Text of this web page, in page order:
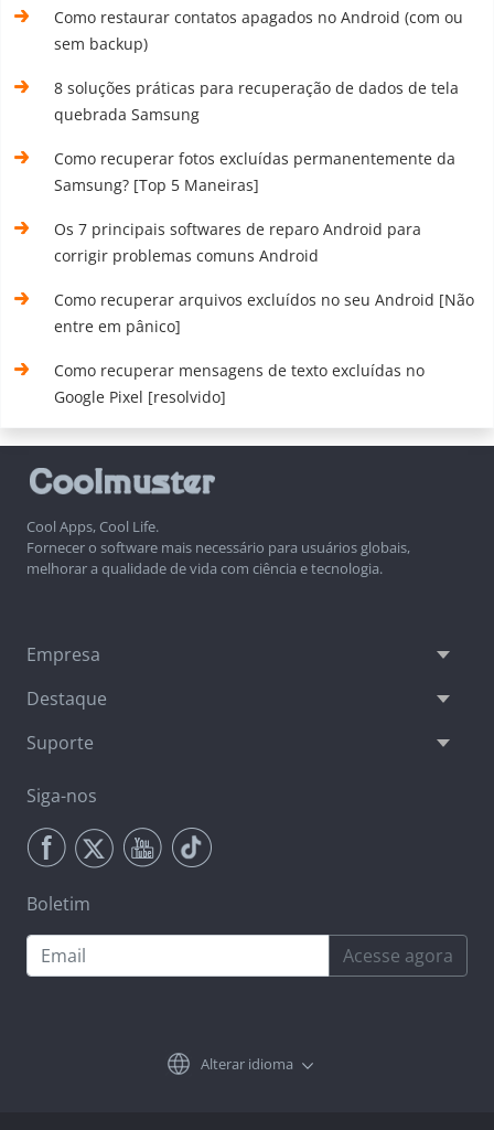
Como restaurar contatos apagados no Android (com ou
sem backup)
8 soluções práticas para recuperação de dados de tela
quebrada Samsung
Como recuperar fotos excluídas permanentemente da
Samsung? [Top 5 Maneiras]
Os 7 principais softwares de reparo Android para
corrigir problemas comuns Android
Como recuperar arquivos excluídos no seu Android [Não
entre em pânico]
Como recuperar mensagens de texto excluídas no
Google Pixel [resolvido]
Cool Apps, Cool Life.
Fornecer o software mais necessário para usuários globais,
melhorar a qualidade de vida com ciência e tecnologia.
Empresa
Destaque
Suporte
Siga-nos
Boletim
Acesse agora
Alterar idioma